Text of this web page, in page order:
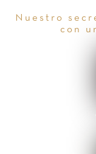
Nuestro
con